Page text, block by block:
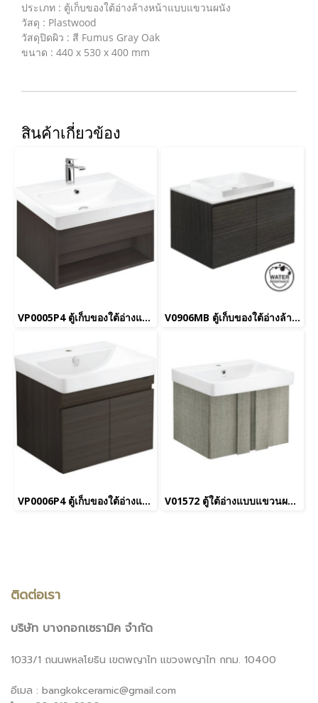
ประเภท : ตู้เก็บของใต้อ่างล้างหน้าแบบแขวนผนัง
วัสดุ : Plastwood
วัสดุปิดผิว : สี Fumus Gray Oak
ขนาด : 440 x 530 x 400 mm
สินค้าเกี่ยวข้อง
VP0005P4 ตู้เก็บของใต้อ่างแบบแขวนผนัง สำหรับ C005907 C0156 C01561 V0906MB ตู้เก็บของใต้อ่างล้างหน้าแบบแขวนผนัง สำหรับอ่าง C001017
VP0006P4 ตู้เก็บของใต้อ่างแบบแขวนผนัง สำหรับ C005907 C0156 C01561 V01572 ตู้ใต้อ่างแบบแขวนผนัง ใช้คู่กับอ่างล้างหน้ารุ่น C0156
ติดต่อเรา
บริษัท บางกอกเซรามิค จำกัด
1033/1 ถนนพหลโยธิน เขตพญาไท แขวงพญาไท กทม. 10400
อีเมล : bangkokceramic@gmail.com